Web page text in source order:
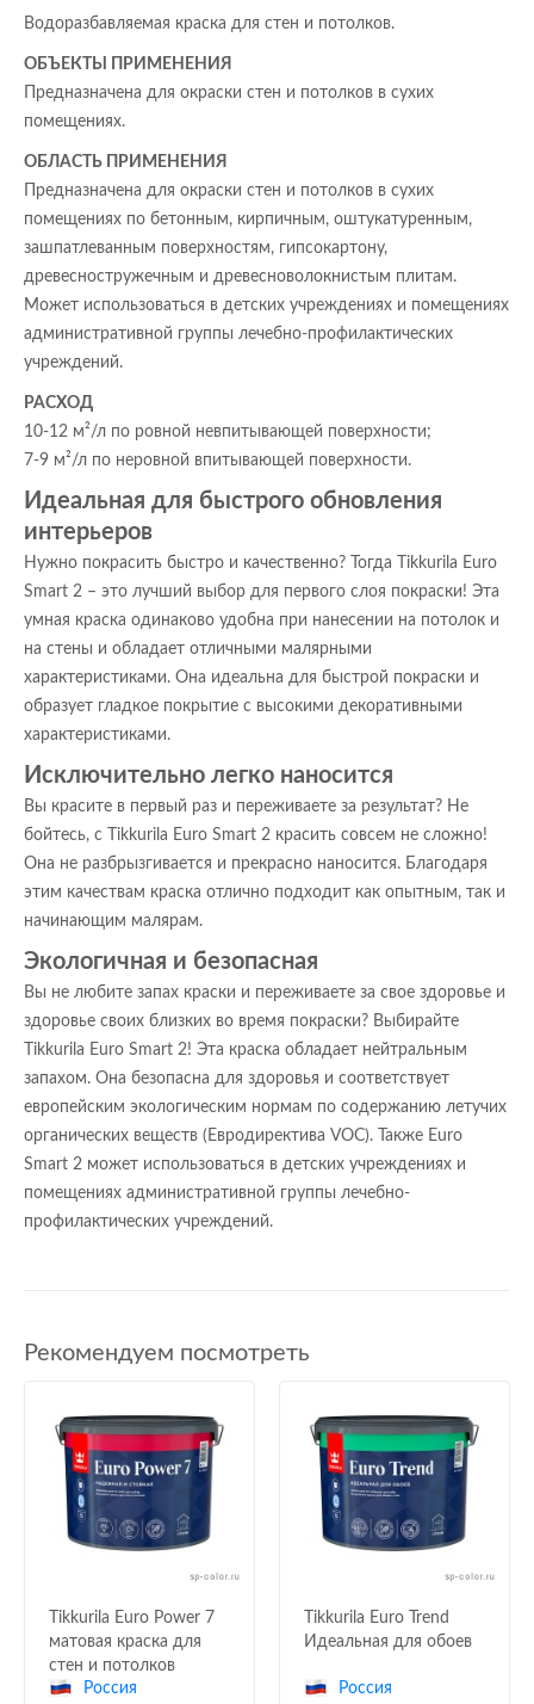
Водоразбавляемая краска для стен и потолков.
ОБЪЕКТЫ ПРИМЕНЕНИЯ
Предназначена для окраски стен и потолков в сухих
помещениях.
ОБЛАСТЬ ПРИМЕНЕНИЯ
Предназначена для окраски стен и потолков в сухих
помещениях по бетонным, кирпичным, оштукатуренным,
зашпатлеванным поверхностям, гипсокартону,
древесностружечным и древесноволокнистым плитам.
Может использоваться в детских учреждениях и помещениях
административной группы лечебно-профилактических
учреждений.
РАСХОД
10-12 м²/л по ровной невпитывающей поверхности;
7-9 м²/л по неровной впитывающей поверхности.
Идеальная для быстрого обновления
интерьеров
Нужно покрасить быстро и качественно? Тогда Tikkurila Euro
Smart 2 – это лучший выбор для первого слоя покраски! Эта
умная краска одинаково удобна при нанесении на потолок и
на стены и обладает отличными малярными
характеристиками. Она идеальна для быстрой покраски и
образует гладкое покрытие с высокими декоративными
характеристиками.
Исключительно легко наносится
Вы красите в первый раз и переживаете за результат? Не
бойтесь, с Tikkurila Euro Smart 2 красить совсем не сложно!
Она не разбрызгивается и прекрасно наносится. Благодаря
этим качествам краска отлично подходит как опытным, так и
начинающим малярам.
Экологичная и безопасная
Вы не любите запах краски и переживаете за свое здоровье и
здоровье своих близких во время покраски? Выбирайте
Tikkurila Euro Smart 2! Эта краска обладает нейтральным
запахом. Она безопасна для здоровья и соответствует
европейским экологическим нормам по содержанию летучих
органических веществ (Евродиректива VOC). Также Euro
Smart 2 может использоваться в детских учреждениях и
помещениях административной группы лечебно-
профилактических учреждений.
Рекомендуем посмотреть
Tikkurila Euro Power 7
матовая краска для
стен и потолков
Россия
Tikkurila Euro Trend
Идеальная для обоев
Россия